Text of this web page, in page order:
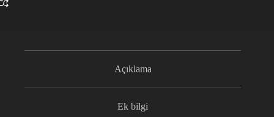
Açıklama
Ek bilgi